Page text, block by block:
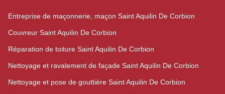
Entreprise de maçonnerie, maçon Saint Aquilin De Corbion
Couvreur Saint Aquilin De Corbion
Réparation de toiture Saint Aquilin De Corbion
Nettoyage et ravalement de façade Saint Aquilin De Corbion
Nettoyage et pose de gouttière Saint Aquilin De Corbion